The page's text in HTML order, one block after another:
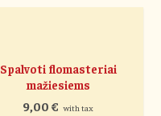
Spalvoti flomasteriai
mažiesiems
9,00€ with tax